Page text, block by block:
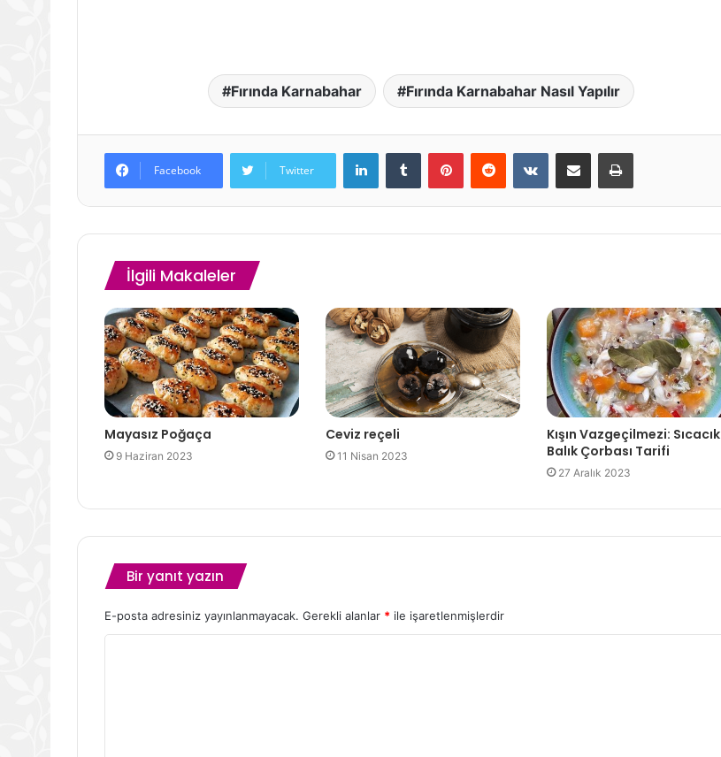
Fırında Karnabahar Fırında Karnabahar Nasıl Yapılır
Facebook Twitter
LinkedInTumblr PinterestReddit VKontakteE-Posta ile paylaş Yazdır
İlgili Makaleler
Mayasız Poğaça
9 Haziran 2023
Ceviz reçeli
11 Nisan 2023
Kışın Vazgeçilmezi: Sıcacık
Balık Çorbası Tarifi
27 Aralık 2023
Bir yanıt yazın
E-posta adresiniz yayınlanmayacak. Gerekli alanlar * ile işaretlenmişlerdir